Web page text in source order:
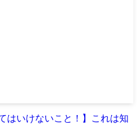
はいけないこと！】これは知